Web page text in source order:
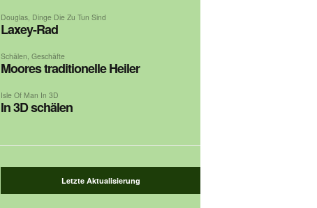
Douglas Dinge Die Zu Tun Sind
Laxey-Rad
Schälen,Geschäfte
Moores traditionelle Heiler
Isle Of Man In 3D
In 3D schälen
Letzte Aktualisierung